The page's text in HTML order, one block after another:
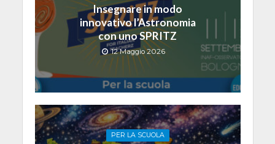
Insegnare in modo
innovativo l’Astronomia
con uno SPRITZ
12 Maggio 2026
PER LA SCUOLA